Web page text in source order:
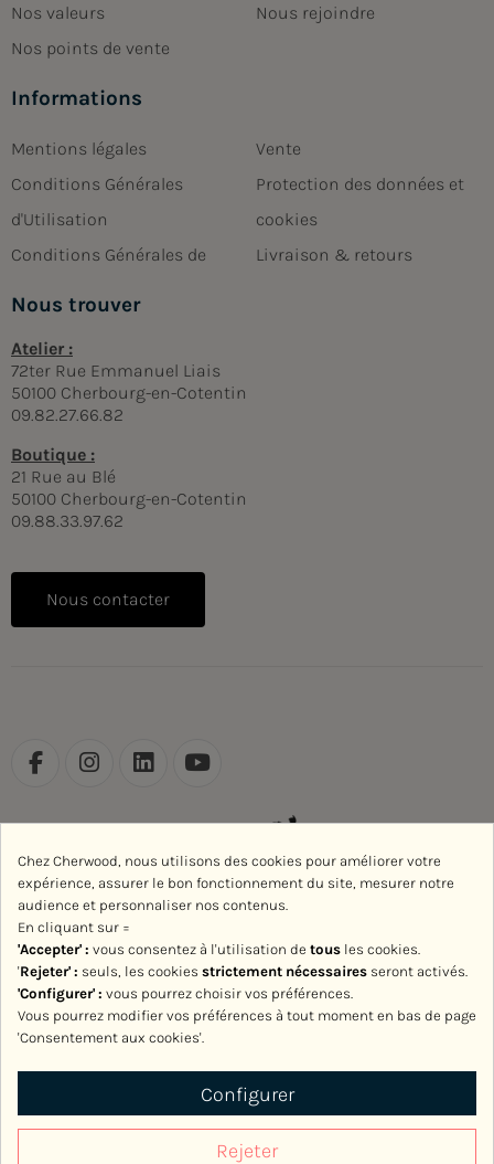
Nos valeurs
Nos points de vente
Nous rejoindre
Informations
Mentions légales
Conditions Générales
d'Utilisation
Conditions Générales de
Vente
Protection des données et
cookies
Livraison & retours
Nous trouver
Atelier :
72ter Rue Emmanuel Liais
50100 Cherbourg-en-Cotentin
09.82.27.66.82
Boutique :
21 Rue au Blé
50100 Cherbourg-en-Cotentin
09.88.33.97.62
Nous contacter
Chez Cherwood, nous utilisons des cookies pour améliorer votre
expérience, assurer le bon fonctionnement du site, mesurer notre
audience et personnaliser nos contenus.
En cliquant sur =
'Accepter' : vous consentez à l'utilisation de tous les cookies.
'Rejeter' : seuls, les cookies strictement nécessaires seront activés.
'Configurer' : vous pourrez choisir vos préférences.
Vous pourrez modifier vos préférences à tout moment en bas de page
'Consentement aux cookies'.
Configurer
Rejeter